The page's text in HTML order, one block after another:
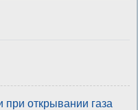
при открывании газа